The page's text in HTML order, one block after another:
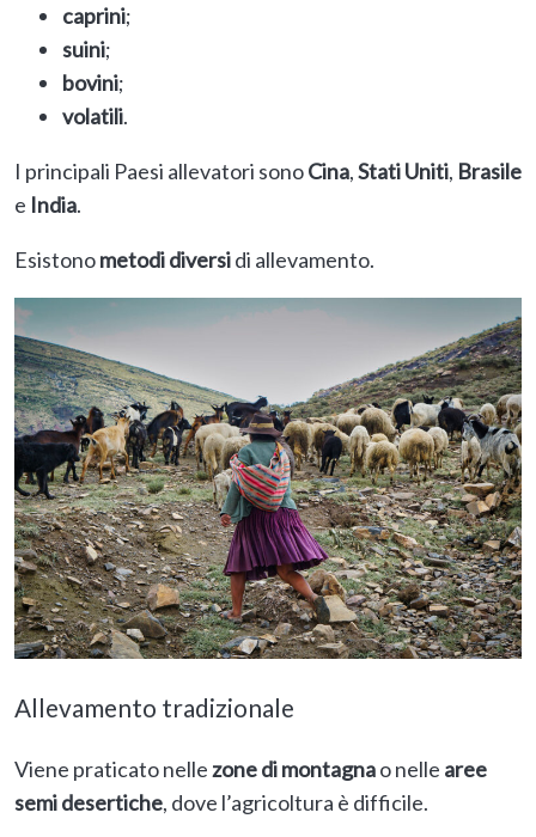
caprini;
suini;
bovini;
volatili.
I principali Paesi allevatori sonoCina,Stati Uniti, Brasile
e India.
Esistonometodi diversidi allevamento.
Allevamento tradizionale
Viene praticato nellezone dimontagnao nelle aree
semi desertiche, dove l’agricoltura è difficile.